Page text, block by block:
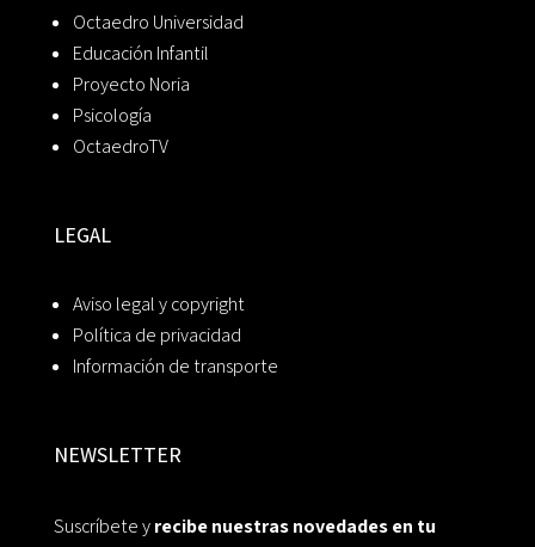
Octaedro Universidad
Educación Infantil
Proyecto Noria
Psicología
OctaedroTV
LEGAL
Aviso legal y copyright
Política de privacidad
Información de transporte
NEWSLETTER
Suscríbete yrecibe nuestras novedades en tu